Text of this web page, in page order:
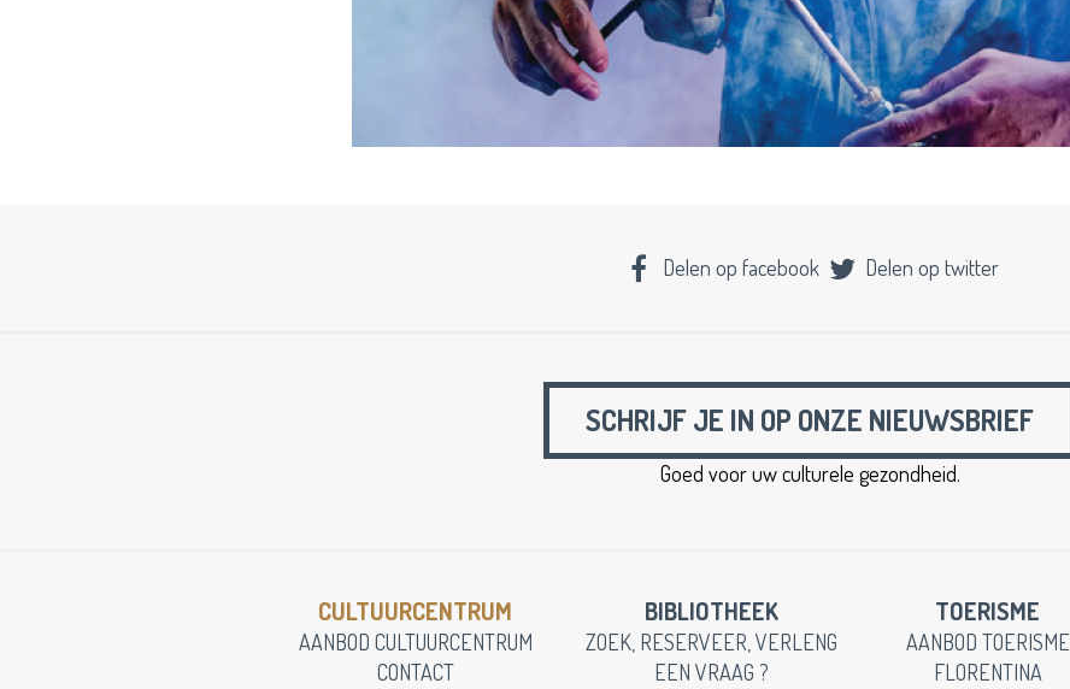
Delen op facebook Delen op twitter
SCHRIJF JE IN OP ONZE NIEUWSBRIEF
Goed voor uw culturele gezondheid.
CULTUURCENTRUM
AANBOD CULTUURCENTRUM
CONTACT
BIBLIOTHEEK
ZOEK, RESERVEER, VERLENG
EEN VRAAG ?
TOERISME
AANBOD TOERISME
FLORENTINA